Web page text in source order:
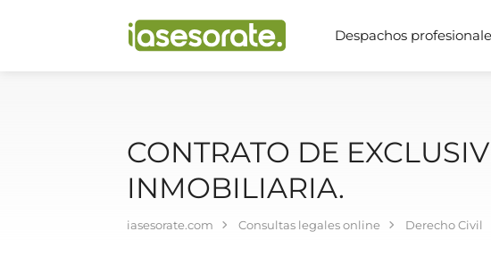
Despachos
CONTRATO DE
INMOBILIARIA.
iasesorate.com Consultas legales online Derecho Civil